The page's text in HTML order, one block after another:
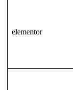
elementor